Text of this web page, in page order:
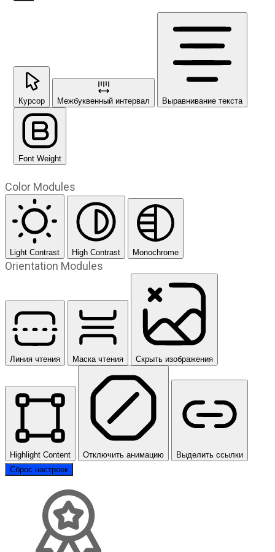
Курсор Межбуквенный интервал Выравнивание текста
Font Weight
Color Modules
Light Contrast High Contrast Monochrome
Orientation Modules
Линия чтения Маска чтения Скрыть изображения
Highlight Content Отключить анимацию
Выделить ссылки
Сброс настроек